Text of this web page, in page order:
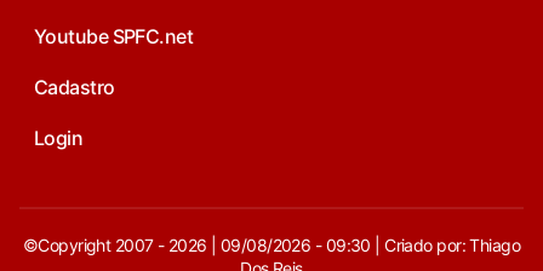
Youtube SPFC.net
Cadastro
Login
©Copyright 2007 - 2026 | 09/08/2026 - 09:30 | Criado por: Thiago